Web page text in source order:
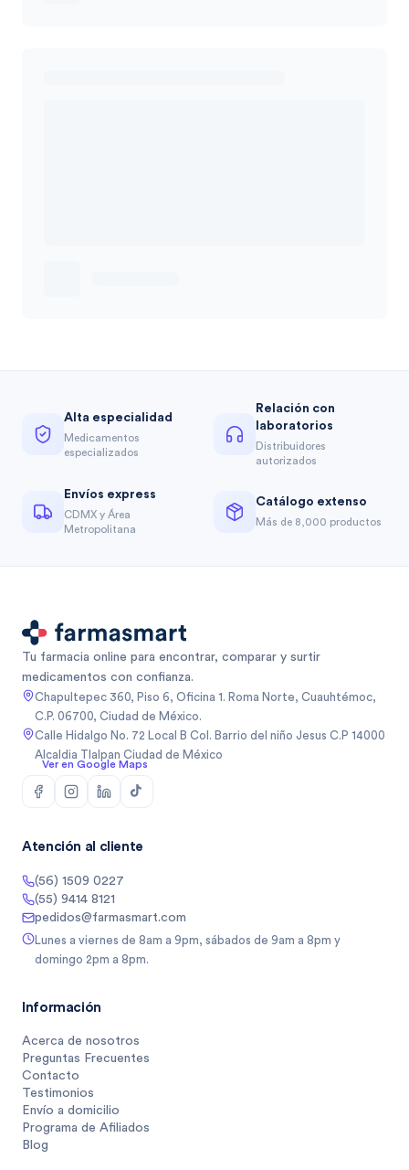
Alta especialidad
Medicamentos
especializados
Relación con
laboratorios
Distribuidores
autorizados
Envíos express
CDMX y Área
Metropolitana
Catálogo extenso
Más de 8,000 productos
Tu farmacia online para encontrar, comparar y surtir
medicamentos con confianza.
Chapultepec 360, Piso 6, Oficina 1. Roma Norte, Cuauhtémoc,
C.P. 06700, Ciudad de México.
Calle Hidalgo No. 72 Local B Col. Barrio del niño Jesus C.P 14000
Alcaldia Tlalpan Ciudad de México
Ver en Google Maps
Atención al cliente
(56) 1509 0227
(55) 9414 8121
pedidos@farmasmart.com
Lunes a viernes de 8am a 9pm, sábados de 9am a 8pm y
domingo 2pm a 8pm.
Información
Acerca de nosotros
Preguntas Frecuentes
Contacto
Testimonios
Envío a domicilio
Programa de Afiliados
Blog